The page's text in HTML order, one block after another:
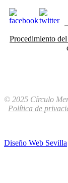
Procedimiento
© 2025 Círculo
Política de
Diseño Web Sevilla